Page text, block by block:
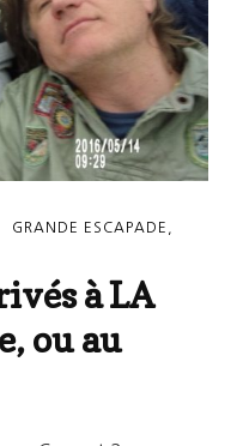
GRANDE ESCAPADE
à LA
ou au